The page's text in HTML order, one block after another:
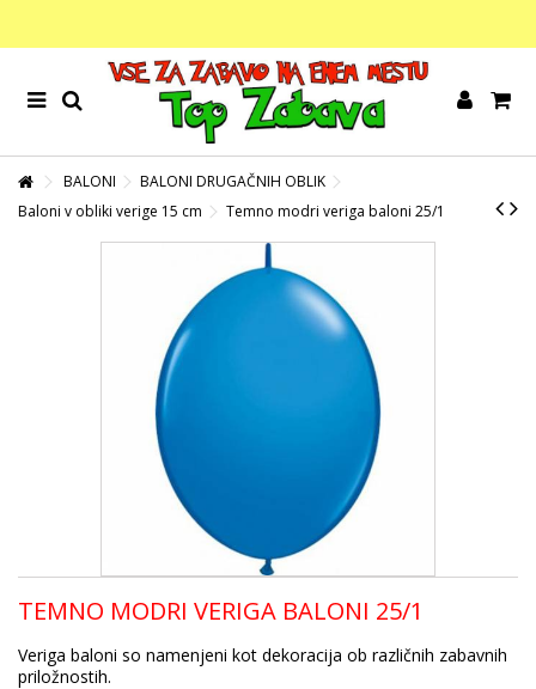
BALONI
BALONI DRUGAČNIH OBLIK
Baloni v obliki verige 15 cm
Temno modri veriga baloni 25/1
TEMNO MODRI VERIGA BALONI 25/1
Veriga baloni so namenjeni kot dekoracija ob različnih zabavnih
priložnostih.